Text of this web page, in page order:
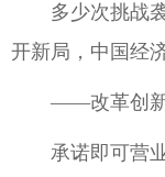
多少次挑战袭
开新局，中国经
——改革创新、
承诺即可营业